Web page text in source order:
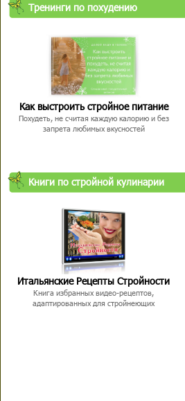
Тренинги по похудению
Как выстроить стройное питание
Похудеть, не считая каждую калорию и без
запрета любимых вкусностей
Книги по стройной кулинарии
Итальянские Рецепты Стройности
Книга избранных видео-рецептов,
адаптированных для стройнеющих